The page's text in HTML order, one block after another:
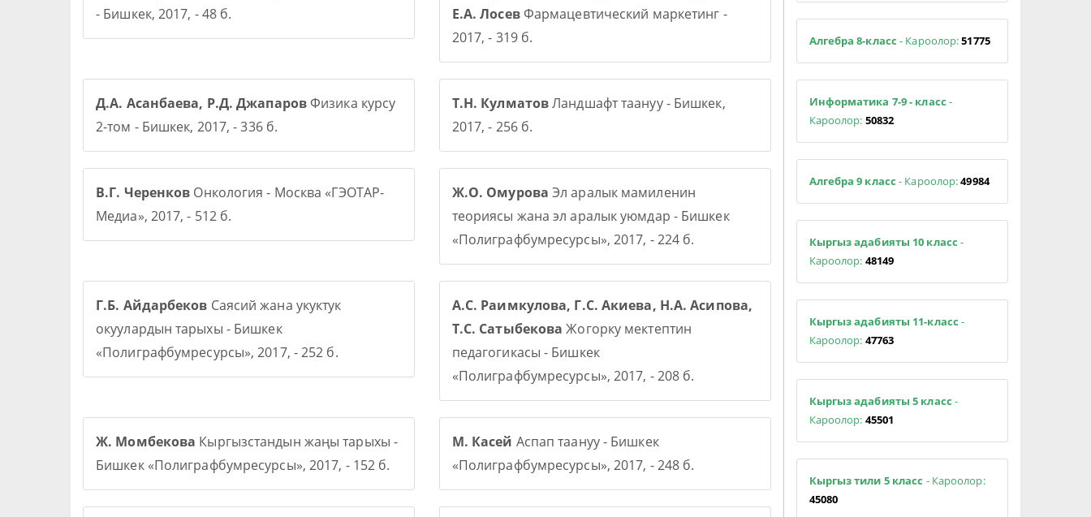
- Бишкек, 2017, - 48 б.
Е.А. ЛосевФармацевтический маркетинг -
2017, - 319 б.
Д.А. Асанбаева, Р.Д. ДжапаровФизика курсу
2-том - Бишкек, 2017, - 336 б.
Т.Н. КулматовЛандшафт таануу - Бишкек,
2017, - 256 б.
В.Г. Черенков Онкология - Москва «ГЭОТАР-
Медиа», 2017, - 512 б.
Ж.О. Омурова Эл аралык мамиленин
теориясы жана эл аралык уюмдар - Бишкек
«Полиграфбумресурсы», 2017, - 224 б.
Г.Б. Айдарбеков Саясий жана укуктук
окуулардын тарыхы - Бишкек
«Полиграфбумресурсы», 2017, - 252 б.
А.С. Раимкулова, Г.С. Акиева, Н.А. Асипова,
Т.С. Сатыбекова Жогорку мектептин
педагогикасы - Бишкек
«Полиграфбумресурсы», 2017, - 208 б.
Ж. Момбекова Кыргызстандын жаңы тарыхы -
Бишкек «Полиграфбумресурсы», 2017, - 152 б.
М. Касей Аспап таануу - Бишкек
«Полиграфбумресурсы», 2017, - 248 б.
Алгебра 8-класс - Кароолор:51775
Информатика 7-9 - класс -
Кароолор: 50832
Алгебра 9 класс- Кароолор:49984
Кыргыз адабияты 10 класс -
Кароолор: 48149
Кыргыз адабияты 11-класс -
Кароолор: 47763
Кыргыз адабияты 5 класс -
Кароолор: 45501
Кыргыз тили 5 класс - Кароолор:
45080